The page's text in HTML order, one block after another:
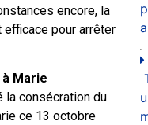
encore, la
pour arrêter
Marie
la consécration du
ce 13 octobre